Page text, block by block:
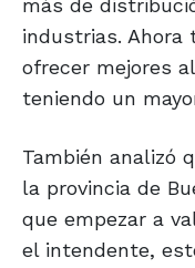
más de
industrias. Ahora
ofrecer mejores
teniendo un
También analizó
la provincia de
que empezar a
el intendente,